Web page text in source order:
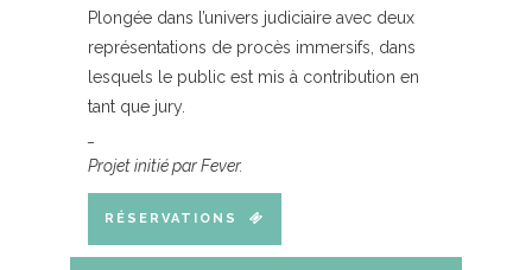
Plongée dans l’univers judiciaire avec deux
représentations de procès immersifs, dans
lesquels le public est mis à contribution en
tant que jury.
Projet initié par Fever.
RÉSERVATIONS